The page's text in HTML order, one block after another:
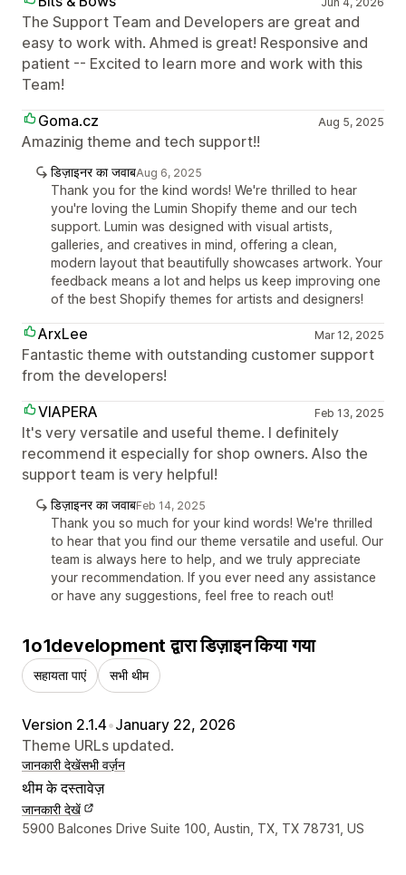
The Support Team and Developers are great and
easy to work with. Ahmed is great! Responsive and
patient -- Excited to learn more and work with this
Team!
Goma.cz
Aug 5, 2025
Amazinig theme and tech support!!
डिज़ाइनर का जवाबAug 6, 2025
Thank you for the kind words! We're thrilled to hear
you're loving the Lumin Shopify theme and our tech
support. Lumin was designed with visual artists,
galleries, and creatives in mind, offering a clean,
modern layout that beautifully showcases artwork. Your
feedback means a lot and helps us keep improving one
of the best Shopify themes for artists and designers!
ArxLee Mar 12, 2025
Fantastic theme with outstanding customer support
from the developers!
VIAPERA
Feb 13, 2025
It's very versatile and useful theme. I definitely
recommend it especially for shop owners. Also the
support team is very helpful!
डिज़ाइनर का जवाबFeb 14, 2025
Thank you so much for your kind words! We're thrilled
to hear that you find our theme versatile and useful. Our
team is always here to help, and we truly appreciate
your recommendation. If you ever need any assistance
or have any suggestions, feel free to reach out!
1o1development द्वारा डिज़ाइन किया गया
सहायता पाएं सभी थीम
Version 2.1.4•January 22, 2026
Theme URLs updated.
जानकारी देखेंसभी वर्ज़न
थीम के दस्तावेज़
जानकारी देखें
डिज़ाइनर के संपर्क की जानकारी
5900 Balcones Drive Suite 100, Austin, TX, TX 78731, US